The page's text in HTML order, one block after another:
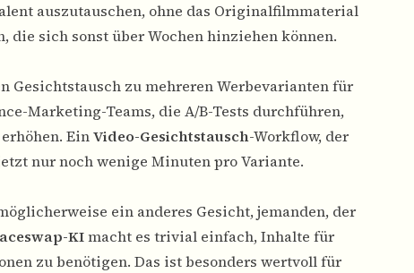
auszutauschen, ohne das Originalfilmmaterial
die sich sonst über Wochen hinziehen können.
zu mehreren Werbevarianten für
Marketing-Teams, die A/B-Tests durchführen,
EinVideo-Gesichtstausch-Workflow, der
nur noch wenige Minuten pro Variante.
ein anderes Gesicht, jemanden, der
KImacht es trivial einfach, Inhalte für
zu benötigen. Das ist besonders wertvoll für